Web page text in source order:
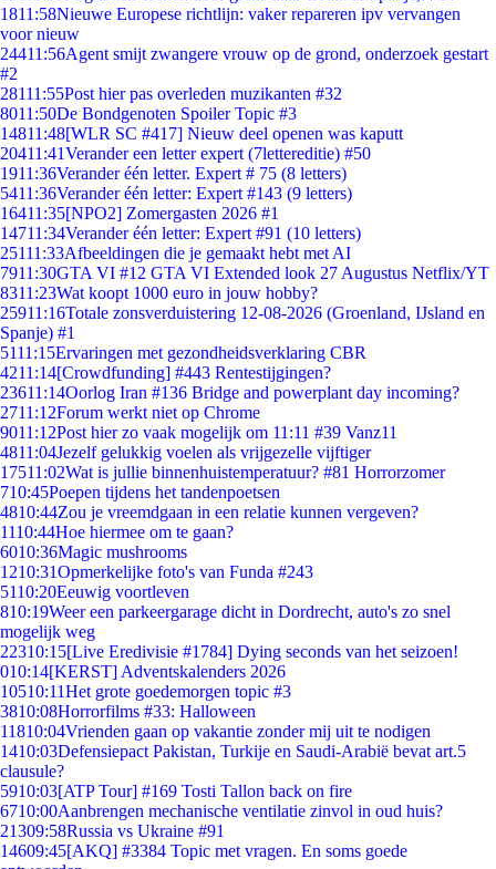
1811:58Nieuwe Europese richtlijn: vaker repareren ipv vervangen
voor nieuw
24411:56Agent smijt zwangere vrouw op de grond, onderzoek gestart
#2
28111:55Post hier pas overleden muzikanten #32
8011:50De Bondgenoten Spoiler Topic #3
14811:48[WLR SC #417] Nieuw deel openen was kaputt
20411:41Verander een letter expert (7lettereditie) #50
1911:36Verander één letter. Expert # 75 (8 letters)
5411:36Verander één letter: Expert #143 (9 letters)
16411:35[NPO2] Zomergasten 2026 #1
14711:34Verander één letter: Expert #91 (10 letters)
25111:33Afbeeldingen die je gemaakt hebt met AI
7911:30GTA VI #12 GTA VI Extended look 27 Augustus Netflix/YT
8311:23Wat koopt 1000 euro in jouw hobby?
25911:16Totale zonsverduistering 12-08-2026 (Groenland, IJsland en
Spanje) #1
5111:15Ervaringen met gezondheidsverklaring CBR
4211:14[Crowdfunding] #443 Rentestijgingen?
23611:14Oorlog Iran #136 Bridge and powerplant day incoming?
2711:12Forum werkt niet op Chrome
9011:12Post hier zo vaak mogelijk om 11:11 #39 Vanz11
4811:04Jezelf gelukkig voelen als vrijgezelle vijftiger
17511:02Wat is jullie binnenhuistemperatuur? #81 Horrorzomer
710:45Poepen tijdens het tandenpoetsen
4810:44Zou je vreemdgaan in een relatie kunnen vergeven?
1110:44Hoe hiermee om te gaan?
6010:36Magic mushrooms
1210:31Opmerkelijke foto's van Funda #243
5110:20Eeuwig voortleven
810:19Weer een parkeergarage dicht in Dordrecht, auto's zo snel
mogelijk weg
22310:15[Live Eredivisie #1784] Dying seconds van het seizoen!
010:14[KERST] Adventskalenders 2026
10510:11Het grote goedemorgen topic #3
3810:08Horrorfilms #33: Halloween
11810:04Vrienden gaan op vakantie zonder mij uit te nodigen
1410:03Defensiepact Pakistan, Turkije en Saudi-Arabië bevat art.5
clausule?
5910:03[ATP Tour] #169 Tosti Tallon back on fire
6710:00Aanbrengen mechanische ventilatie zinvol in oud huis?
21309:58Russia vs Ukraine #91
14609:45[AKQ] #3384 Topic met vragen. En soms goede